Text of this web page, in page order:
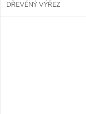
DŘEVĚNÝ VÝŘEZ